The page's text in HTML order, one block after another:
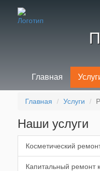
Главная
Главная Услуги
Наши услуги
Косметический
Капитальный ремонт